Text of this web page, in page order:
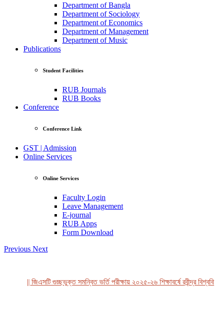
Department of Bangla
Department of Sociology
Department of Economics
Department of Management
Department of Music
Publications
Student Facilities
RUB Journals
RUB Books
Conference
Conference Link
GST | Admission
Online Services
Online Services
Faculty Login
Leave Management
E-journal
RUB Apps
Form Download
Previous Next
|| জিএসটি গুচ্ছভুক্ত সমন্বিত ভর্তি পরীক্ষায় ২০২৫-২৬ শিক্ষাবর্ষে রবীন্দ্র